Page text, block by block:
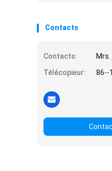
Contacts
Contacts:
Mrs.
Télécopieur:
86--